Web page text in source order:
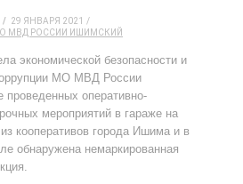
29 ЯНВАРЯ 2021
МВД РОССИИ ИШИМСКИЙ
экономической безопасности и
МО МВД России
оперативно-
мероприятий в гараже на
кооперативов города Ишима и в
обнаружена немаркированная